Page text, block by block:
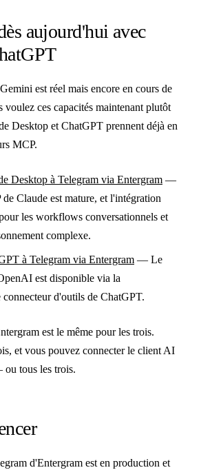
aujourd'hui avec
est réel mais encore en cours de
voulez ces capacités maintenant plutôt
Desktop et ChatGPT prennent déjà en
MCP.
Desktop à Telegram via Entergram —
Claude est mature, et l'intégration
les workflows conversationnels et
complexe.
à Telegram via Entergram — Le
est disponible via la
d'outils de ChatGPT.
est le même pour les trois.
et vous pouvez connecter le client AI
tous les trois.
d'Entergram est en production et